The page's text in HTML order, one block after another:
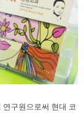
구원으로써 현대 코